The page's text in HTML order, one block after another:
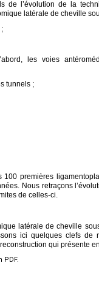
de l’évolution de la
latérale de cheville
les voies
tunnels ;
premières
Nous retraçons
de celles-ci.
latérale de cheville
ici quelques clefs de
qui présente
PDF.